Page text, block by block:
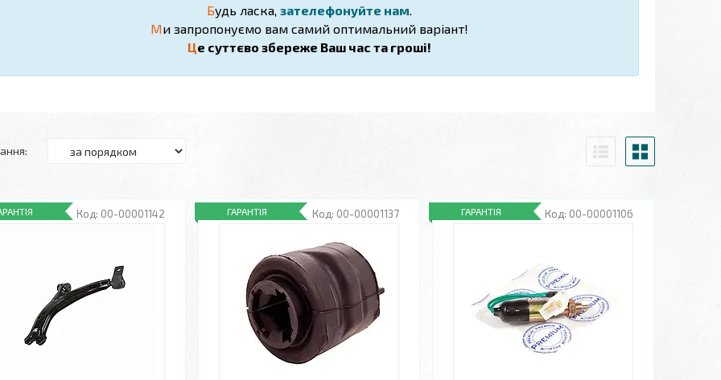
Будь ласка, зателефонуйте нам.
Ми запропонуємо вам самий оптимальний варіант!
Це суттєво збереже Ваш час та гроші!
00-00001142 00-00001137
ГАРАНТІЯ 00-00001106
ГАРАНТІЯ